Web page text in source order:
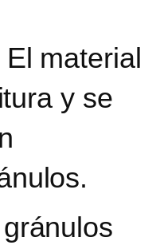
El material
y se